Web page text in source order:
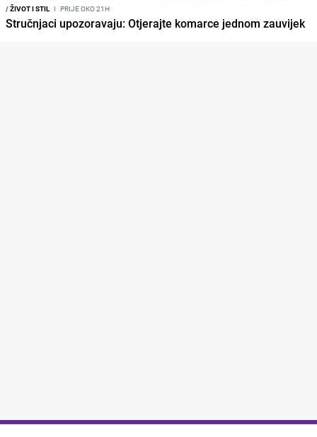
/ŽIVOT I STIL I PRIJE OKO 21H
Stručnjaci upozoravaju: Otjerajte komarce jednom zauvijek